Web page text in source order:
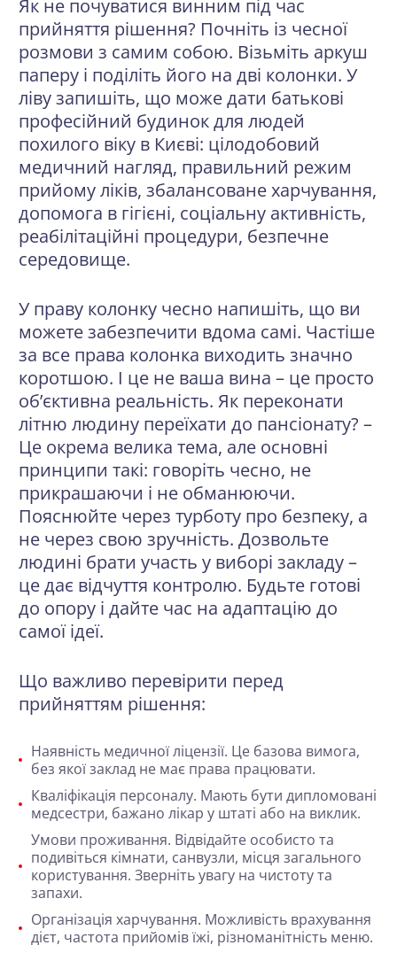
Як не почуватися винним під час
прийняття рішення? Почніть із чесної
розмови з самим собою. Візьміть аркуш
паперу і поділіть його на дві колонки. У
ліву запишіть, що може дати батькові
професійний будинок для людей
похилого віку в Києві: цілодобовий
медичний нагляд, правильний режим
прийому ліків, збалансоване харчування,
допомога в гігієні, соціальну активність,
реабілітаційні процедури, безпечне
середовище.
У праву колонку чесно напишіть, що ви
можете забезпечити вдома самі. Частіше
за все права колонка виходить значно
коротшою. І це не ваша вина – це просто
об’єктивна реальність. Як переконати
літню людину переїхати до пансіонату? –
Це окрема велика тема, але основні
принципи такі: говоріть чесно, не
прикрашаючи і не обманюючи.
Пояснюйте через турботу про безпеку, а
не через свою зручність. Дозвольте
людині брати участь у виборі закладу –
це дає відчуття контролю. Будьте готові
до опору і дайте час на адаптацію до
самої ідеї.
Що важливо перевірити перед
прийняттям рішення:
Наявність медичної ліцензії. Це базова вимога,
без якої заклад не має права працювати.
Кваліфікація персоналу. Мають бути дипломовані
медсестри, бажано лікар у штаті або на виклик.
Умови проживання. Відвідайте особисто та
подивіться кімнати, санвузли, місця загального
користування. Зверніть увагу на чистоту та
запахи.
Організація харчування. Можливість врахування
дієт, частота прийомів їжі, різноманітність меню.